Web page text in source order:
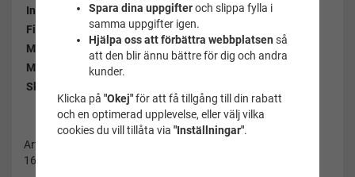
Innerbyxa
Ja
Ficka:
Ja
Material:
100% polyester
Märke:
Swim wear 5000
Skötselråd:
Artikelnummer:
160039röd-l
Spara dina uppgifteroch slippa fylla i
samma uppgifter igen.
Hjälpa oss att förbättra webbplatsen så
att den blir ännu bättre för dig och andra
kunder.
Klicka på "Okej"för att få tillgång till din rabatt
och en optimerad upplevelse, eller välj vilka
cookies du vill tillåta via "Inställningar".